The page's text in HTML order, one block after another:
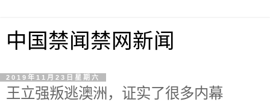
中国禁闻禁网新闻
2019年11月23日星期六
王立强叛逃澳洲，证实了很多内幕